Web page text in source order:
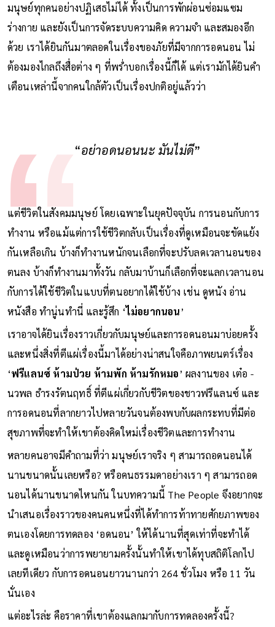
มนุษย์ทุกคนอย่างปฏิเสธไม่ได้ ทั้งเป็นการพักผ่อนซ่อมแซม
ร่างกาย และยังเป็นการจัดระบบความคิด ความจำ และสมองอีก
ด้วย เราได้ยินกันมาตลอดในเรื่องของภัยที่มีจากการอดนอน ไม่
ต้องมองไกลถึงสื่อต่าง ๆ ที่พร่ำบอกเรื่องนี้ก็ได้ แต่เรามักได้ยินคำ
เตือนเหล่านี้จากคนใกล้ตัวเป็นเรื่องปกติอยู่แล้วว่า
“อย่าอดนอนนะ มันไม่ดี”
แต่ชีวิตในสังคมมนุษย์ โดยเฉพาะในยุคปัจจุบัน การนอนกับการ
ทำงาน หรือแม้แต่การใช้ชีวิตกลับเป็นเรื่องที่ดูเหมือนจะขัดแย้ง
กันเหลือเกิน บ้างก็ทำงานหนักจนเลือกที่จะปรับลดเวลานอนของ
ตนลง บ้างก็ทำงานมาทั้งวัน กลับมาบ้านก็เลือกที่จะแลกเวลานอน
กับการได้ใช้ชีวิตในแบบที่ตนอยากได้ใช้บ้าง เช่น ดูหนัง อ่าน
หนังสือ ทำนู่นทำนี่ และรู้สึก ‘ไม่อยากนอน’
เราอาจได้ยินเรื่องราวเกี่ยวกับมนุษย์และการอดนอนมาบ่อยครั้ง
และหนึ่งสิ่งที่ตีแผ่เรื่องนี้มาได้อย่างน่าสนใจคือภาพยนตร์เรื่อง
‘ฟรีแลนซ์ ห้ามป่วย ห้ามพัก ห้ามรักหมอ’ ผลงานของ เต๋อ -
นวพล ธํารงรัตนฤทธิ์ ที่ตีแผ่เกี่ยวกับชีวิตของชาวฟรีแลนซ์ และ
การอดนอนที่ลากยาวไปหลายวันจนต้องพบกับผลกระทบที่มีต่อ
สุขภาพที่จะทำให้เขาต้องคิดใหม่เรื่องชีวิตและการทำงาน
หลายคนอาจมีคำถามที่ว่า มนุษย์เราจริง ๆ สามารถอดนอนได้
นานขนาดนั้นเลยหรือ? หรือคนธรรมดาอย่างเรา ๆ สามารถอด
นอนได้นานขนาดไหนกัน ในบทความนี้ The People จึงอยากจะ
นำเสนอเรื่องราวของคนคนหนึ่งที่ได้ทำการท้าทายศักยภาพของ
ตนเองโดยการทดลอง ‘อดนอน’ ให้ได้นานที่สุดเท่าที่จะทำได้
และดูเหมือนว่าการพยายามครั้งนั้นทำให้เขาได้ทุบสถิติโลกไป
เลยทีเดียว กับการอดนอนยาวนานกว่า 264 ชั่วโมง หรือ 11 วัน
นั่นเอง
แต่อะไรล่ะ คือราคาที่เขาต้องแลกมากับการทดลองครั้งนี้?